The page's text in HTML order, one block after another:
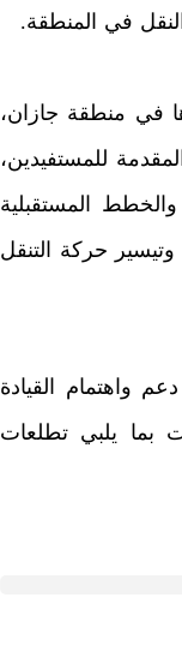
في المنطقة.
في منطقة جازان،
للمستفيدين،
والخطط المستقبلية
وتيسير حركة التنقل
واهتمام القيادة
بما يلبي تطلعات